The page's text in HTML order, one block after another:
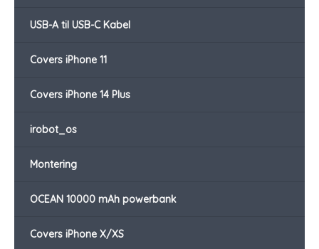
USB-A til USB-C Kabel
Covers iPhone 11
Covers iPhone 14 Plus
irobot_os
Montering
OCEAN 10000 mAh powerbank
Covers iPhone X/XS